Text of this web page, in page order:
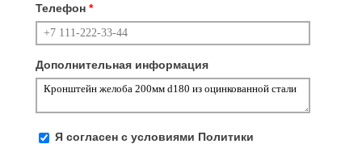
Телефон *
Дополнительная информация
Я согласен с условиями Политики